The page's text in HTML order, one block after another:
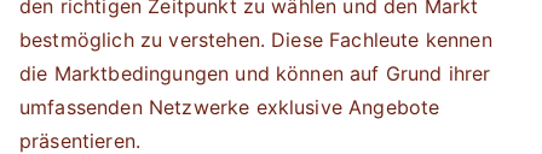
den richtigen Zeitpunkt zu wählen und den Markt
bestmöglich zu verstehen. Diese Fachleute kennen
die Marktbedingungen und können auf Grund ihrer
umfassenden Netzwerke exklusive Angebote
präsentieren.